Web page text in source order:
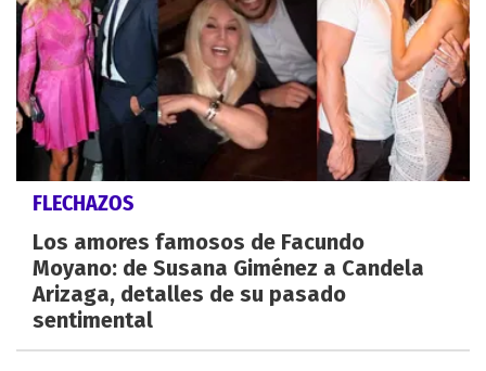
FLECHAZOS
Los amores famosos de Facundo
Moyano: de Susana Giménez a Candela
Arizaga, detalles de su pasado
sentimental